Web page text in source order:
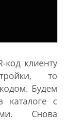
код клиенту
то
Будем
каталоге с
Снова